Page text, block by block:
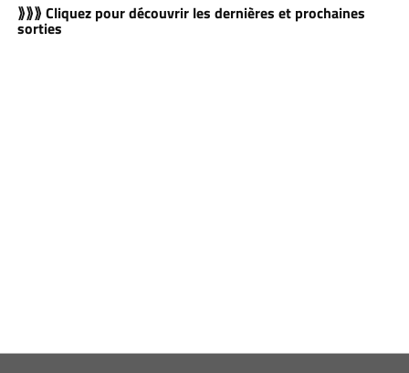
⟫⟫⟫ Cliquez pour découvrir les dernières et prochaines
sorties